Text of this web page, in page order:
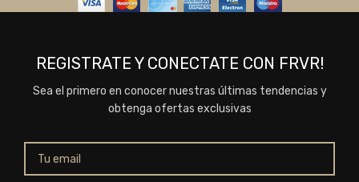
REGISTRATE Y CONECTATE CON FRVR!
Sea el primero en conocer nuestras últimas tendencias y
obtenga ofertas exclusivas